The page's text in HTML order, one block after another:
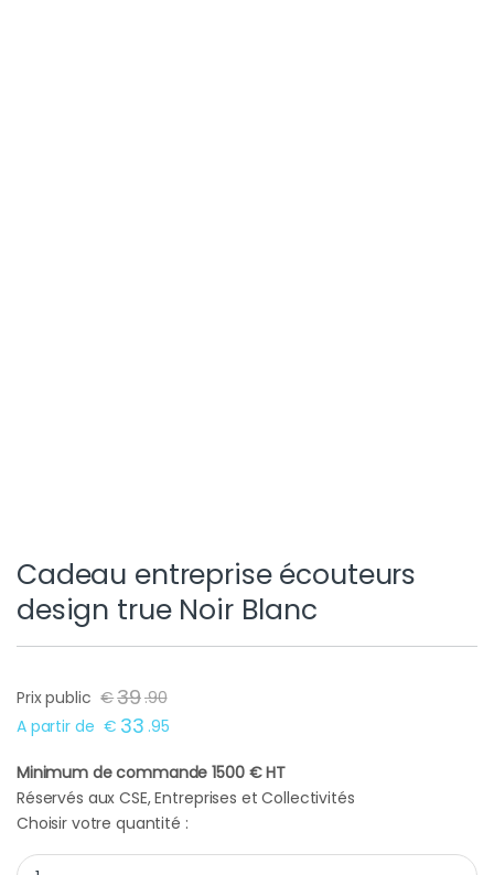
Cadeau entreprise écouteurs
design true Noir Blanc
Prix public €39.90
A partir de € 33 .95
Minimum de commande 1500 € HT
Réservés aux CSE, Entreprises et Collectivités
Choisir votre quantité :
Cadeau entreprise écouteurs design true Noir Blanc quantity